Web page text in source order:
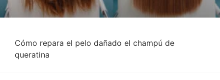
Cómo repara el pelo dañado el champú de
queratina